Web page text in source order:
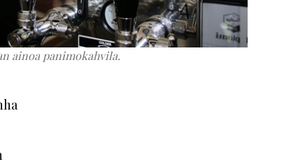
ainoa panimokahvila.